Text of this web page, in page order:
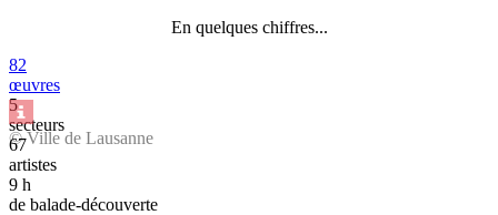
© Ville de Lausanne
En quelques chiffres...
82
œuvres
5
secteurs
67
artistes
9 h
de balade-découverte